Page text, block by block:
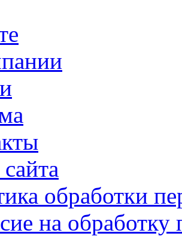
обработки
на